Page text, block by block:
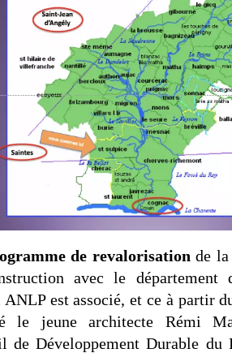
de revalorisation de
avec le département
ANLP est associé, et ce à partir
le jeune architecte Rémi
de Développement Durable du